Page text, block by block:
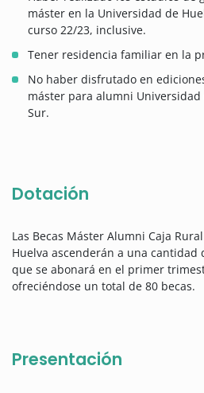
máster en la Universidad de
curso 22/23, inclusive.
Tener residencia familiar en la
No haber disfrutado en
máster para alumni Universidad
Sur.
Dotación
Las Becas Máster Alumni Caja
Huelva ascenderán a una cantidad
que se abonará en el primer
ofreciéndose un total de 80 becas.
Presentación